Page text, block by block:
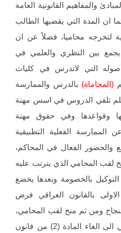
والمفاهيم القانونية العامة
ان المدة التي يقضيها الطالب
لتخرجه محاميا، فضلاً عن ان
يجمع بين النظري والعلمي في
التي لاتدرس في كليات
(المحاماة) بالدرس والممارسة
تلقي الدروس في اسس مهنة
وقواعدها وفي حقوق مهنة
الممارسة الفعلية التطبيقية
والحضور الفعال في المحاكم،
لقب المحامي الذي يترتب عليه
بالخصومة وبعدها يخضع
بالقانون العراقي فرض
ومن ثم منح لقب المحامي،
عليه ندعو المشرع العراقي الى الغاء المادة (2) من قانون